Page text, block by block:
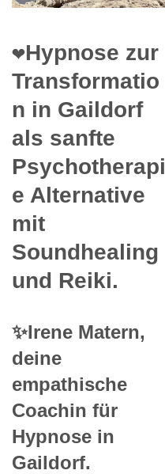
❤️Hypnose zur
Transformatio
n in Gaildorf
als sanfte
Psychotherapi
e Alternative
mit
Soundhealing
und Reiki.
✨Irene Matern,
deine
empathische
Coachin für
Hypnose in
Gaildorf.